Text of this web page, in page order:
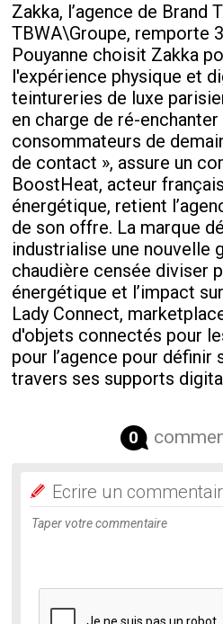
Zakka, l’agence de Brand
TBWA\Groupe, remporte
Pouyanne choisit Zakka
l'expérience physique et
teintureries de luxe
en charge de ré-
consommateurs de
de contact », assure un
BoostHeat, acteur
énergétique, retient
de son offre. La marque
industrialise une nouvelle
chaudière censée diviser
énergétique et l’impact
Lady Connect,
d'objets connectés pour
pour l’agence pour
travers ses supports
0
Ecrire un